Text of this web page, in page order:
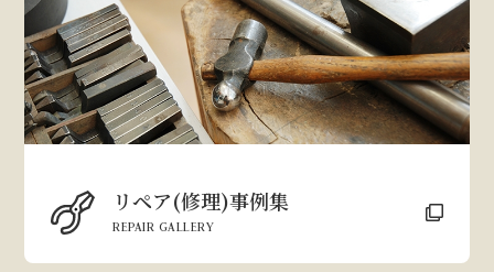
リペア(修理)事例集
REPAIR GALLERY